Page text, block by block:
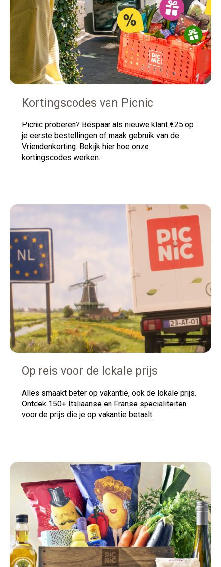
Kortingscodes van Picnic
Picnic proberen? Bespaar als nieuwe klant €25 op
je eerste bestellingen of maak gebruik van de
Vriendenkorting. Bekijk hier hoe onze
kortingscodes werken.
Op reis voor de lokale prijs
Alles smaakt beter op vakantie, ook de lokale prijs.
Ontdek 150+ Italiaanse en Franse specialiteiten
voor de prijs die je op vakantie betaalt.